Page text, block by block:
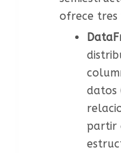
ofrece tres
datos
partir